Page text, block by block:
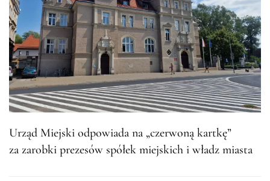
Urząd Miejski odpowiada na „czerwoną kartkę”
za zarobki prezesów spółek miejskich i władz miasta